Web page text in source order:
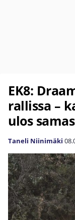
EK8:
rallissa –
ulos
Taneli Niinimäki